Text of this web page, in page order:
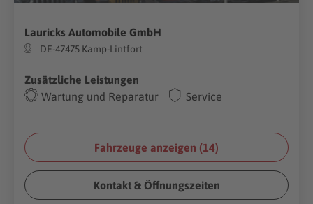
Lauricks Automobile GmbH
DE-47475 Kamp-Lintfort
Zusätzliche Leistungen
Wartung und Reparatur
Service
Fahrzeuge anzeigen (14)
Kontakt & Öffnungszeiten